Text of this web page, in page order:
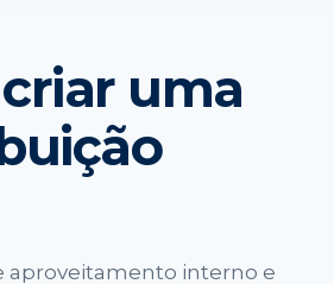
uma
aproveitamento interno e